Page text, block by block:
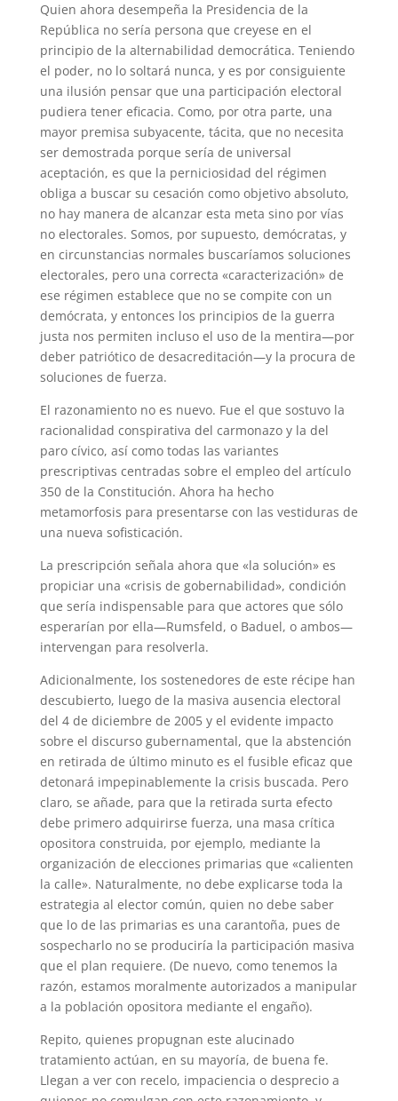
Quien ahora desempeña la Presidencia de la
República no sería persona que creyese en el
principio de la alternabilidad democrática. Teniendo
el poder, no lo soltará nunca, y es por consiguiente
una ilusión pensar que una participación electoral
pudiera tener eficacia. Como, por otra parte, una
mayor premisa subyacente, tácita, que no necesita
ser demostrada porque sería de universal
aceptación, es que la perniciosidad del régimen
obliga a buscar su cesación como objetivo absoluto,
no hay manera de alcanzar esta meta sino por vías
no electorales. Somos, por supuesto, demócratas, y
en circunstancias normales buscaríamos soluciones
electorales, pero una correcta «caracterización» de
ese régimen establece que no se compite con un
demócrata, y entonces los principios de la guerra
justa nos permiten incluso el uso de la mentira—por
deber patriótico de desacreditación—y la procura de
soluciones de fuerza.
El razonamiento no es nuevo. Fue el que sostuvo la
racionalidad conspirativa del carmonazo y la del
paro cívico, así como todas las variantes
prescriptivas centradas sobre el empleo del artículo
350 de la Constitución. Ahora ha hecho
metamorfosis para presentarse con las vestiduras de
una nueva sofisticación.
La prescripción señala ahora que «la solución» es
propiciar una «crisis de gobernabilidad», condición
que sería indispensable para que actores que sólo
esperarían por ella—Rumsfeld, o Baduel, o ambos—
intervengan para resolverla.
Adicionalmente, los sostenedores de este récipe han
descubierto, luego de la masiva ausencia electoral
del 4 de diciembre de 2005 y el evidente impacto
sobre el discurso gubernamental, que la abstención
en retirada de último minuto es el fusible eficaz que
detonará impepinablemente la crisis buscada. Pero
claro, se añade, para que la retirada surta efecto
debe primero adquirirse fuerza, una masa crítica
opositora construida, por ejemplo, mediante la
organización de elecciones primarias que «calienten
la calle». Naturalmente, no debe explicarse toda la
estrategia al elector común, quien no debe saber
que lo de las primarias es una carantoña, pues de
sospecharlo no se produciría la participación masiva
que el plan requiere. (De nuevo, como tenemos la
razón, estamos moralmente autorizados a manipular
a la población opositora mediante el engaño).
Repito, quienes propugnan este alucinado
tratamiento actúan, en su mayoría, de buena fe.
Llegan a ver con recelo, impaciencia o desprecio a